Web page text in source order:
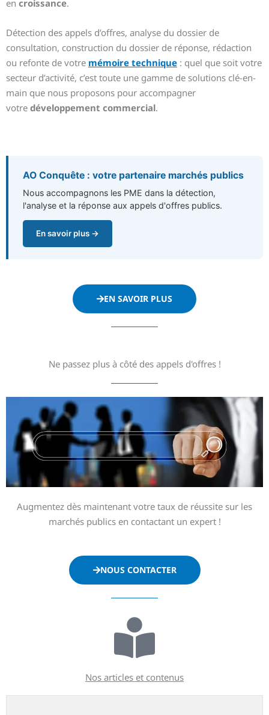
en croissance.
Détection des appels d’offres, analyse du dossier de
consultation, construction du dossier de réponse, rédaction
ou refonte de votre mémoire technique : quel que soit votre
secteur d’activité, c’est toute une gamme de solutions clé-en-
main que nous proposons pour accompagner
votre développement commercial.
AO Conquête : votre partenaire marchés publics
Nous accompagnons les PME dans la détection,
l'analyse et la réponse aux appels d'offres publics.
En savoir plus →
EN SAVOIR PLUS
Ne passez plus à côté des appels d'offres !
Augmentez dès maintenant votre taux de réussite sur les
marchés publics en contactant un expert !
NOUS CONTACTER
Nos articles et contenus